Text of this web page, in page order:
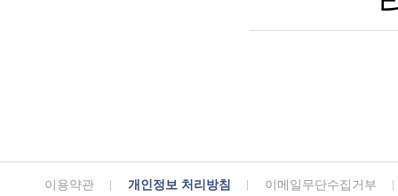
이용약관 개인정보 처리방침 이메일무단수집거부